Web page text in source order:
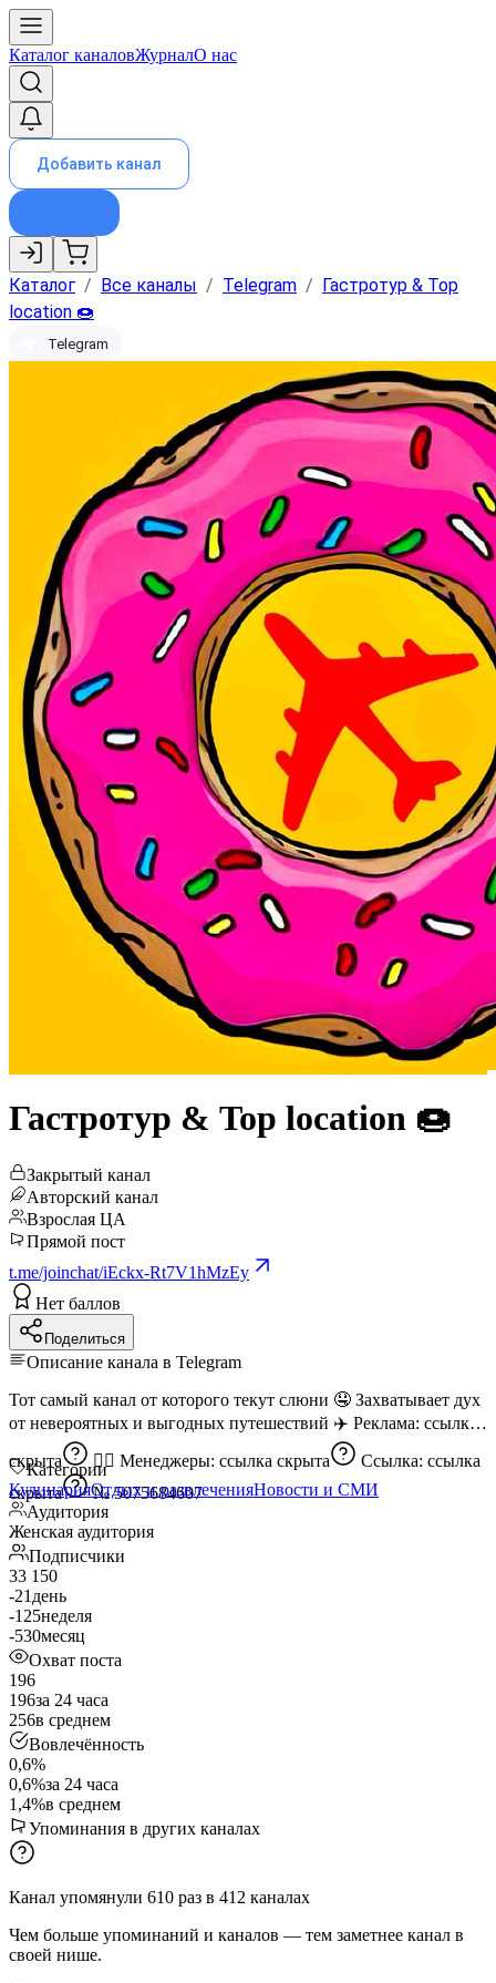
Каталог каналовЖурналО нас
Добавить канал
Каталог / Все каналы / Telegram / Гастротур & Top
location 🍩
Telegram
Гастротур & Top location 🍩
Закрытый канал
Авторский канал
Взрослая ЦА
Прямой пост
t.me/joinchat/iEckx-Rt7V1hMzEy
Нет баллов
Поделиться
Описание канала в Telegram
Тот самый канал от которого текут слюни 🤤 Захватывает дух
от невероятных и выгодных путешествий ✈️ Реклама: ссылка
скрыта
👩‍✈️ Менеджеры: ссылка скрыта Ссылка: ссылка
скрыта
№ 5075684607
Категории
КулинарияОтдых и развлеченияНовости и СМИ
Аудитория
Женская аудитория
Подписчики
33 150
-21 день
-125неделя
-530месяц
Охват поста
196
196за 24 часа
256в среднем
Вовлечённость
0,6%
0,6%за 24 часа
1,4%в среднем
Упоминания в других каналах
Канал упомянули 610 раз в 412 каналах
Чем больше упоминаний и каналов — тем заметнее канал в
своей нише.